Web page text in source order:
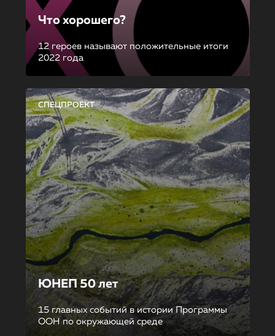
Что хорошего?
12 героев называют положительные итоги
2022 года
СПЕЦПРОЕКТ
ЮНЕП 50 лет
15 главных событий в истории Программы
ООН по окружающей среде